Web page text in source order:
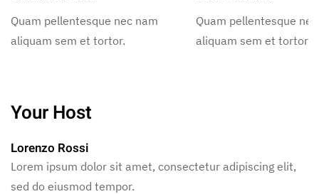
Quam pellentesque nec nam
aliquam sem et tortor.
Quam pellentesque
aliquam sem et tortor.
Your Host
Lorenzo Rossi
Lorem ipsum dolor sit amet, consectetur adipiscing elit,
sed do eiusmod tempor.